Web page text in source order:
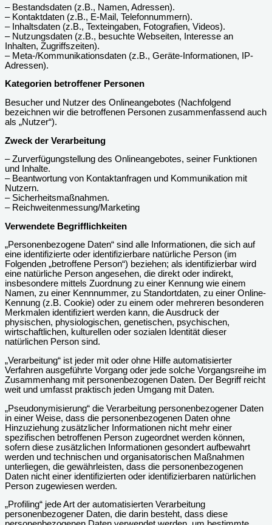
– Bestandsdaten (z.B., Namen, Adressen).
– Kontaktdaten (z.B., E-Mail, Telefonnummern).
– Inhaltsdaten (z.B., Texteingaben, Fotografien, Videos).
– Nutzungsdaten (z.B., besuchte Webseiten, Interesse an
Inhalten, Zugriffszeiten).
– Meta-/Kommunikationsdaten (z.B., Geräte-Informationen, IP-
Adressen).
Kategorien betroffener Personen
Besucher und Nutzer des Onlineangebotes (Nachfolgend
bezeichnen wir die betroffenen Personen zusammenfassend auch
als „Nutzer“).
Zweck der Verarbeitung
– Zurverfügungstellung des Onlineangebotes, seiner Funktionen
und Inhalte.
– Beantwortung von Kontaktanfragen und Kommunikation mit
Nutzern.
– Sicherheitsmaßnahmen.
– Reichweitenmessung/Marketing
Verwendete Begrifflichkeiten
„Personenbezogene Daten“ sind alle Informationen, die sich auf
eine identifizierte oder identifizierbare natürliche Person (im
Folgenden „betroffene Person“) beziehen; als identifizierbar wird
eine natürliche Person angesehen, die direkt oder indirekt,
insbesondere mittels Zuordnung zu einer Kennung wie einem
Namen, zu einer Kennnummer, zu Standortdaten, zu einer Online-
Kennung (z.B. Cookie) oder zu einem oder mehreren besonderen
Merkmalen identifiziert werden kann, die Ausdruck der
physischen, physiologischen, genetischen, psychischen,
wirtschaftlichen, kulturellen oder sozialen Identität dieser
natürlichen Person sind.
„Verarbeitung“ ist jeder mit oder ohne Hilfe automatisierter
Verfahren ausgeführte Vorgang oder jede solche Vorgangsreihe im
Zusammenhang mit personenbezogenen Daten. Der Begriff reicht
weit und umfasst praktisch jeden Umgang mit Daten.
„Pseudonymisierung“ die Verarbeitung personenbezogener Daten
in einer Weise, dass die personenbezogenen Daten ohne
Hinzuziehung zusätzlicher Informationen nicht mehr einer
spezifischen betroffenen Person zugeordnet werden können,
sofern diese zusätzlichen Informationen gesondert aufbewahrt
werden und technischen und organisatorischen Maßnahmen
unterliegen, die gewährleisten, dass die personenbezogenen
Daten nicht einer identifizierten oder identifizierbaren natürlichen
Person zugewiesen werden.
„Profiling“ jede Art der automatisierten Verarbeitung
personenbezogener Daten, die darin besteht, dass diese